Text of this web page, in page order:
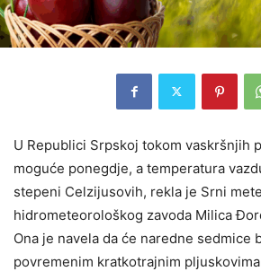
U Republici Srpskoj tokom vaskršnjih
moguće ponegdje, a temperatura
stepeni Celzijusovih, rekla je Srni
hidrometeorološkog zavoda Milica
Ona je navela da će naredne sedmice
povremenim kratkotrajnim